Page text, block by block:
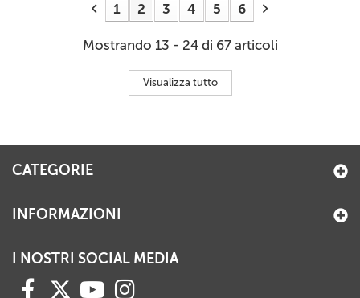
1 2 3 4 5 6
Mostrando 13 - 24 di 67 articoli
Visualizza tutto
CATEGORIE
INFORMAZIONI
I NOSTRI SOCIAL MEDIA